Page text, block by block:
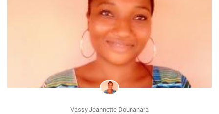
Vassy Jeannette Dounahara